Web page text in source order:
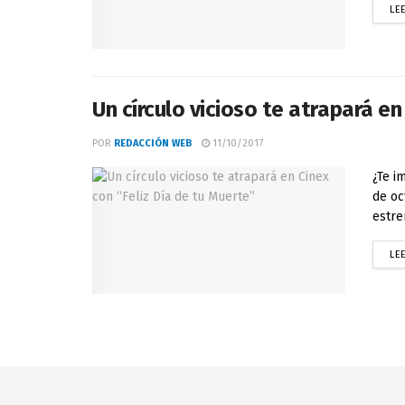
Un círculo vicioso te atrapará
POR REDACCIÓN WEB 11/10/2017
¿Te
de